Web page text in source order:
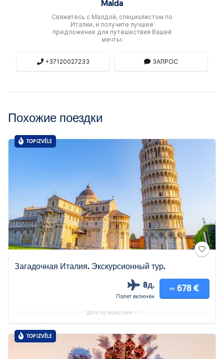
Malda
Свяжитесь c Малдой, специалистом по
Италии, и получите лучшее
предложение для путешествия Вашей
мечты:
+37120027233 ЗАПРОС
Похожие поездки
TOP IZVĒLE
Загадочная Италия. Экскурсионный тур.
8д.
Полет включён
от 678 €
Дата путешествия
TOP IZVĒLE